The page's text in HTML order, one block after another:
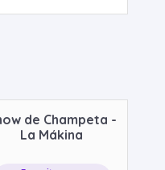
de Champeta -
La Mákina